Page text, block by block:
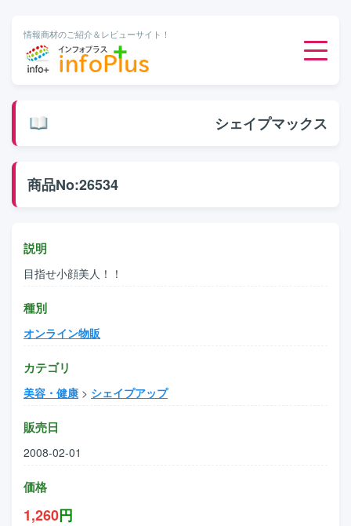
情報商材のご紹介＆レビューサイト！
シェイプマックス
商品No:26534
説明
目指せ小顔美人！！
種別
オンライン物販
カテゴリ
美容・健康 > シェイプアップ
販売日
2008-02-01
価格
1,260円